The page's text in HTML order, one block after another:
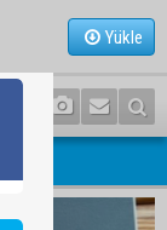
Yükle